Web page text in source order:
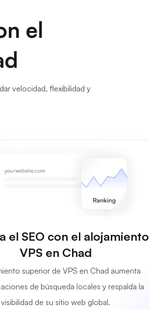
el
velocidad, flexibilidad y
el SEO con el alojamiento
VPS en Chad
superior de VPS en Chad aumenta
de búsqueda locales y respalda la
visibilidad de su sitio web global.